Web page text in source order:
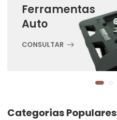
Ferramentas
Auto
CONSULTAR
Categorias Populares